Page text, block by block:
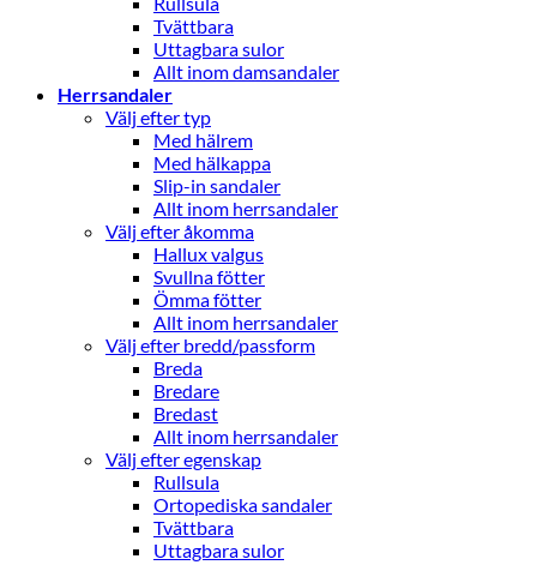
Tvättbara
Uttagbara sulor
Allt inom damsandaler
Herrsandaler
Välj efter typ
Med hälrem
Med hälkappa
Slip-in sandaler
Allt inom herrsandaler
Välj efter åkomma
Hallux valgus
Svullna fötter
Ömma fötter
Allt inom herrsandaler
Välj efter bredd/passform
Breda
Bredare
Bredast
Allt inom herrsandaler
Välj efter egenskap
Rullsula
Ortopediska sandaler
Tvättbara
Uttagbara sulor